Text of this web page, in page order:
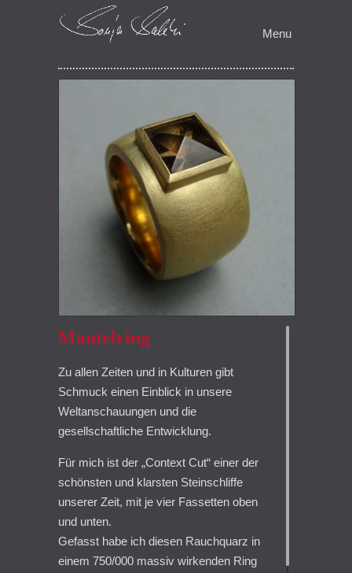
Schmuckerzaehlt
Sonja Salehi
Menu
Mantelring
Zu allen Zeiten und in Kulturen gibt
Schmuck einen Einblick in unsere
Weltanschauungen und die
gesellschaftliche Entwicklung.
Für mich ist der „Context Cut“ einer der
schönsten und klarsten Steinschliffe
unserer Zeit, mit je vier Fassetten oben
und unten.
Gefasst habe ich diesen Rauchquarz in
einem 750/000 massiv wirkenden Ring